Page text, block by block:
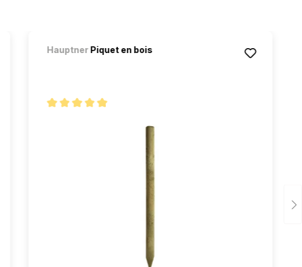
HauptnerPiquet en bois